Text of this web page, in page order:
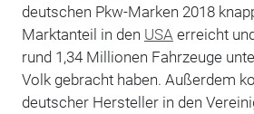
deutschen Pkw-Marken 2018
Marktanteil in den USA erreicht
rund 1,34 Millionen Fahrzeuge
Volk gebracht haben. Außerdem
deutscher Hersteller in den